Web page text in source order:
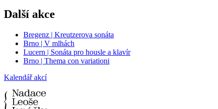
Další akce
Bregenz | Kreutzerova sonáta
Brno | V mlhách
Lucern | Sonáta pro housle a klavír
Brno | Thema con variationi
Kalendář akcí